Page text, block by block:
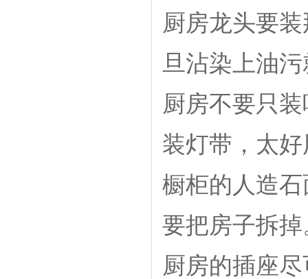
厨房龙头要
旦沾染上油
厨房不要只
装灯带，太
橱柜的人造
要把房子拆掉
厨房的插座